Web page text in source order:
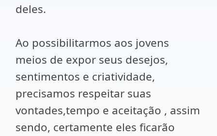
deles.
Ao possibilitarmos aos jovens
meios de expor seus desejos,
sentimentos e criatividade,
precisamos respeitar suas
vontades,tempo e aceitação , assim
sendo, certamente eles ficarão